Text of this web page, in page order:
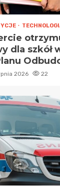
dla szkół
2026 22